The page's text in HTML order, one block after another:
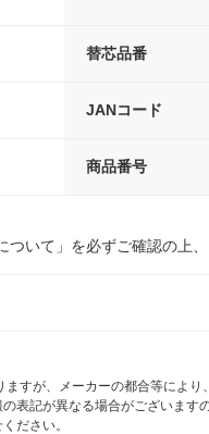
替芯品番
JANコード
商品番号
いて」を必ずご確認の上、
すが、メーカーの都合等によ
表記が異なる場合がございま
ださい。